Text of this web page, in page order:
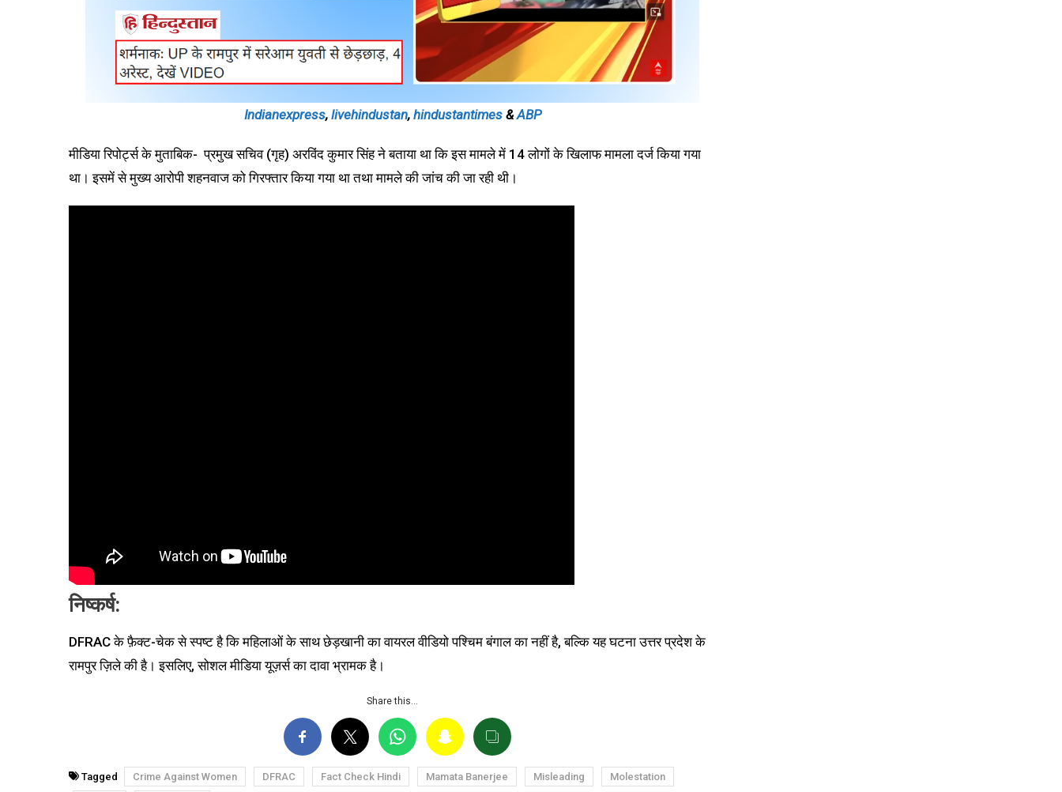
Indianexpress, livehindustan, hindustantimes&ABP
मीडिया रिपोर्ट्स के मुताबिक- प्रमुख सचिव (गृह) अरविंद कुमार सिंह ने बताया था कि इस मामले में 14 लोगों के खिलाफ मामला दर्ज किया गया
था। इसमें से मुख्य आरोपी शहनवाज को गिरफ्तार किया गया था तथा मामले की जांच की जा रही थी।
निष्कर्ष:
DFRAC के फ़ैक्ट-चेक से स्पष्ट है कि महिलाओं के साथ छेड़खानी का वायरल वीडियो पश्चिम बंगाल का नहीं है, बल्कि यह घटना उत्तर प्रदेश के
रामपुर ज़िले की है। इसलिए, सोशल मीडिया यूज़र्स का दावा भ्रामक है।
Share this…
Tagged Crime Against Women DFRAC Fact Check Hindi Mamata Banerjee Misleading Molestation